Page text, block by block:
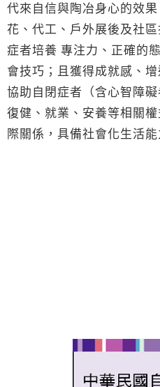
代來自信與陶冶身心的效
花、代工、戶外展後及社
症者培養 專注力、正確的
會技巧；且獲得成就感、
協助自閉症者（含心智障
復健、就業、安養等相關
際關係，具備社會化生活能